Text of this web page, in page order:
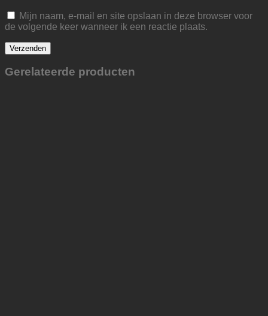
Mijn naam, e-mail en site opslaan in deze browser voor
de volgende keer wanneer ik een reactie plaats.
Gerelateerde producten